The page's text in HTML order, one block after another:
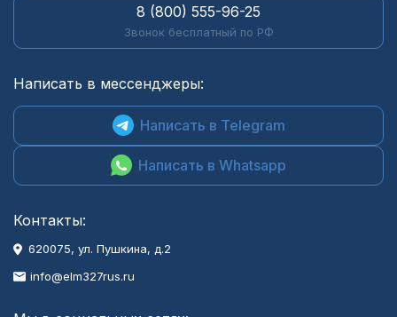
8 (800) 555-96-25
Звонок бесплатный по РФ
Написать в мессенджеры:
Написать в Telegram
Написать в Whatsapp
Контакты:
620075, ул. Пушкина, д.2
info@elm327rus.ru